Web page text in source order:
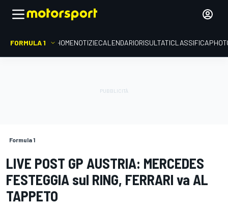
FORMULA 1 HOMENOTIZIECALENDARIORISULTATICLASSIFICA
Formula 1
LIVE POST GP AUSTRIA: MERCEDES
FESTEGGIA sul RING, FERRARI va AL
TAPPETO